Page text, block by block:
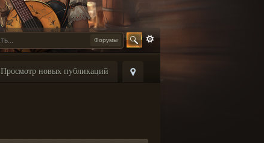
Форумы
Просмотр новых публикаций